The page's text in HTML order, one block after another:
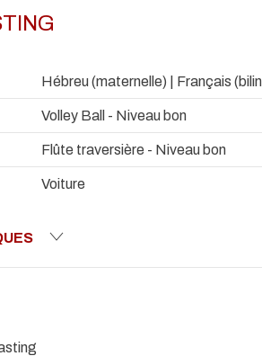
Hébreu (maternelle) | Français
Volley Ball - Niveau bon
Flûte traversière - Niveau bon
Voiture